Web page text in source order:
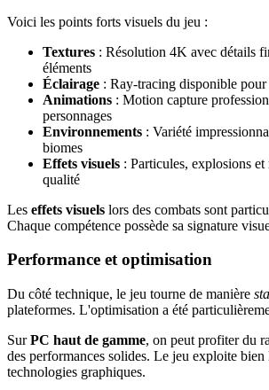
Voici les points forts visuels du jeu :
Textures : Résolution 4K avec détails
éléments
Éclairage : Ray-tracing disponible pour
Animations : Motion capture
personnages
Environnements : Variété
biomes
Effets visuels : Particules, explosions et
qualité
Les effets visuels lors des combats sont
Chaque compétence possède sa signature
Performance et optimisation
Du côté technique, le jeu tourne de manière
plateformes. L'optimisation a été
SurPC haut de gamme, on peut profiter du
des performances solides. Le jeu exploite bien
technologies graphiques.